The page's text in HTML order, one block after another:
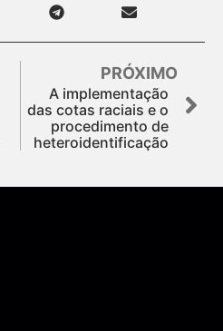
PRÓXIMO
A implementação
das cotas raciais e o
procedimento de
heteroidentificação